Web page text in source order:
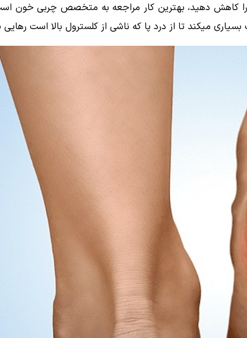
کاهش دهید، بهترین کار مراجعه به متخصص چربی خون
میکند تا از درد پا که ناشی از کلسترول بالا است رهایی